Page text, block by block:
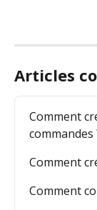
Articles
Comment
commandes
Comment
Comment